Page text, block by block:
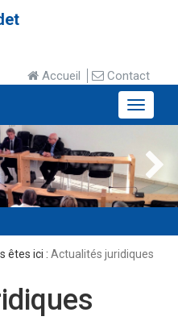
Accueil Contact
MENU
Actualités juridiques